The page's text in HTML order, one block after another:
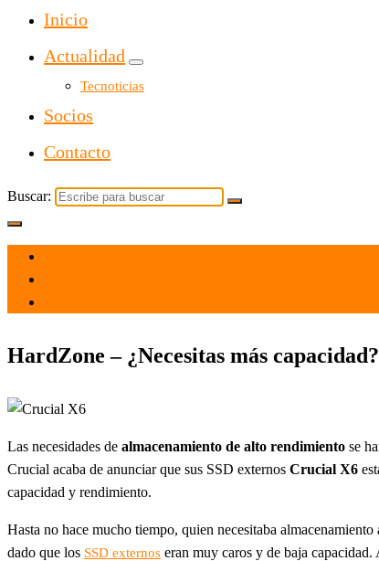
Yacal micro hosting
Inicio
Actualidad
Tecnoticias
Socios
Contacto
Buscar:
HardZone – ¿Necesitas más
Las necesidades de almacenamiento de alto rendimiento se
Crucial acaba de anunciar que sus SSD externos Crucial X6
capacidad y rendimiento.
Hasta no hace mucho tiempo, quien necesitaba
dado que los SSD externos eran muy caros y de baja